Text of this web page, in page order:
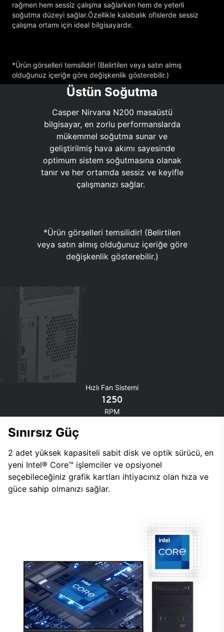
rağmen hem sessiz çalışma sağlarken hem de yeterli
soğutma düzeyi sağlar.Özellikle kalabalık ofislerde sessiz
çalışma ortamı için ideal bilgisayardır.
*Ürün görselleri temsilidir! (Belirtilen veya satın almış
olduğunuz içeriğe göre değişkenlik gösterebilir.)
Üstün Soğutma
Casper Nirvana N200 masaüstü
bilgisayar, en zorlu performanslarda
mükemmel soğutma sunar ve
geliştirilmiş hava akımı sayesinde
optimum sistem soğutmasına olanak
tanır ve her ortamda sessiz ve keyifle
çalışmanızı sağlar.
*Ürün görselleri temsilidir! (Belirtilen
veya satın almış olduğunuz içeriğe göre
değişkenlik gösterebilir.)
Hızlı Fan Sistemi
1250
RPM
Sınırsız Güç
2 adet yüksek kapasiteli sabit disk ve optik sürücü, en
yeni Intel® Core™ işlemciler ve opsiyonel
seçebileceğiniz grafik kartları ihtiyacınız olan hıza ve
güce sahip olmanızı sağlar.